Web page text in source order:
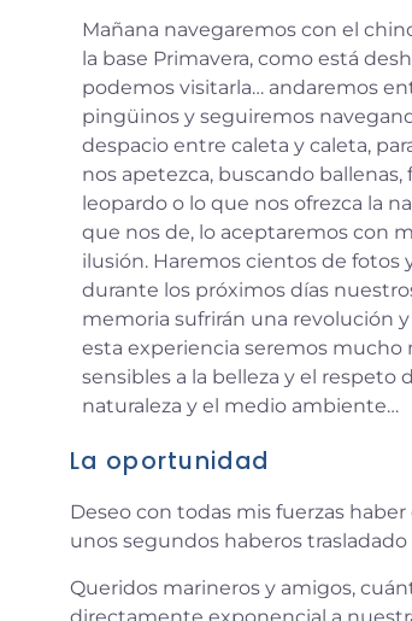
Mañana navegaremos con el
la base Primavera, como está
podemos visitarla… andaremos
pingüinos y seguiremos
despacio entre caleta y caleta,
nos apetezca, buscando ballenas,
leopardo o lo que nos ofrezca la
que nos de, lo aceptaremos con
ilusión. Haremos cientos de fotos
durante los próximos días
memoria sufrirán una revolución
esta experiencia seremos mucho
sensibles a la belleza y el respeto
naturaleza y el medio ambiente…
La oportunidad
Deseo con todas mis fuerzas
unos segundos haberos
Queridos marineros y amigos,
directamente exponencial a